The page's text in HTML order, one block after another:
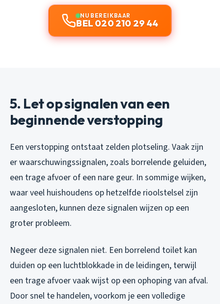
NU BEREIKBAAR
BEL 020 210 29 44
5. Let op signalen van een
beginnende verstopping
Een verstopping ontstaat zelden plotseling. Vaak zijn
er waarschuwingssignalen, zoals borrelende geluiden,
een trage afvoer of een nare geur. In sommige wijken,
waar veel huishoudens op hetzelfde rioolstelsel zijn
aangesloten, kunnen deze signalen wijzen op een
groter probleem.
Negeer deze signalen niet. Een borrelend toilet kan
duiden op een luchtblokkade in de leidingen, terwijl
een trage afvoer vaak wijst op een ophoping van afval.
Door snel te handelen, voorkom je een volledige